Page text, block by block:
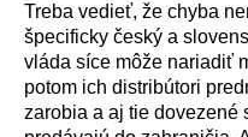
Treba vedieť, že chyba
špecificky český a
vl áda síce môže nariadiť
potom ich distribútori
zarobia a aj tie dovezené